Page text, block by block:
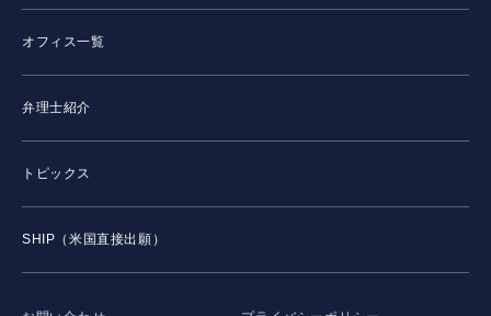
オフィス一覧
弁理士紹介
トピックス
SHIP（米国直接出願）